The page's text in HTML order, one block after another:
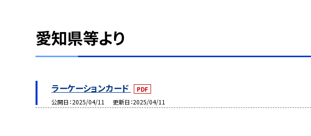
愛知県等より
ラーケーションカード
PDF
公開日 2025/04/11 更新日 2025/04/11